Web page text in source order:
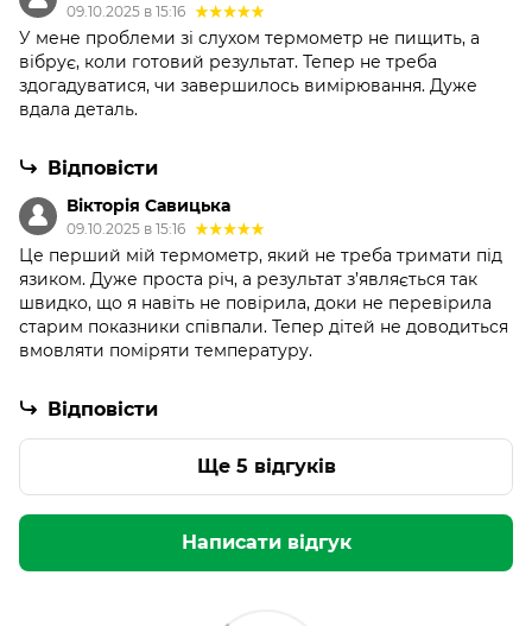
09.10.2025 в 15:16
У мене проблеми зі слухом термометр не пищить, а
вібрує, коли готовий результат. Тепер не треба
здогадуватися, чи завершилось вимірювання. Дуже
вдала деталь.
Відповісти
Вікторія Савицька
09.10.2025 в 15:16
Це перший мій термометр, який не треба тримати під
язиком. Дуже проста річ, а результат з’являється так
швидко, що я навіть не повірила, доки не перевірила
старим показники співпали. Тепер дітей не доводиться
вмовляти поміряти температуру.
Відповісти
Ще 5 відгуків
Написати відгук